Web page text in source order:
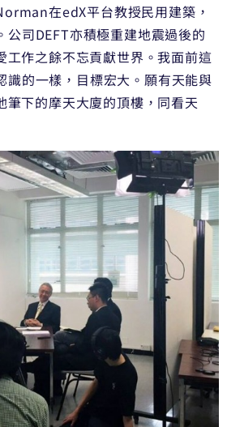
在edX平台教授民用建築，
公司DEFT亦積極重建地震過後的
作之餘不忘貢獻世界。我面前這
識的一樣，目標宏大。願有天能與
下的摩天大廈的頂樓，同看天